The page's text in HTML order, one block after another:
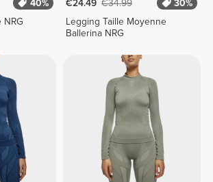
40%
NRG
€24.49 €34.99
30%
Legging Taille Moyenne
Ballerina NRG